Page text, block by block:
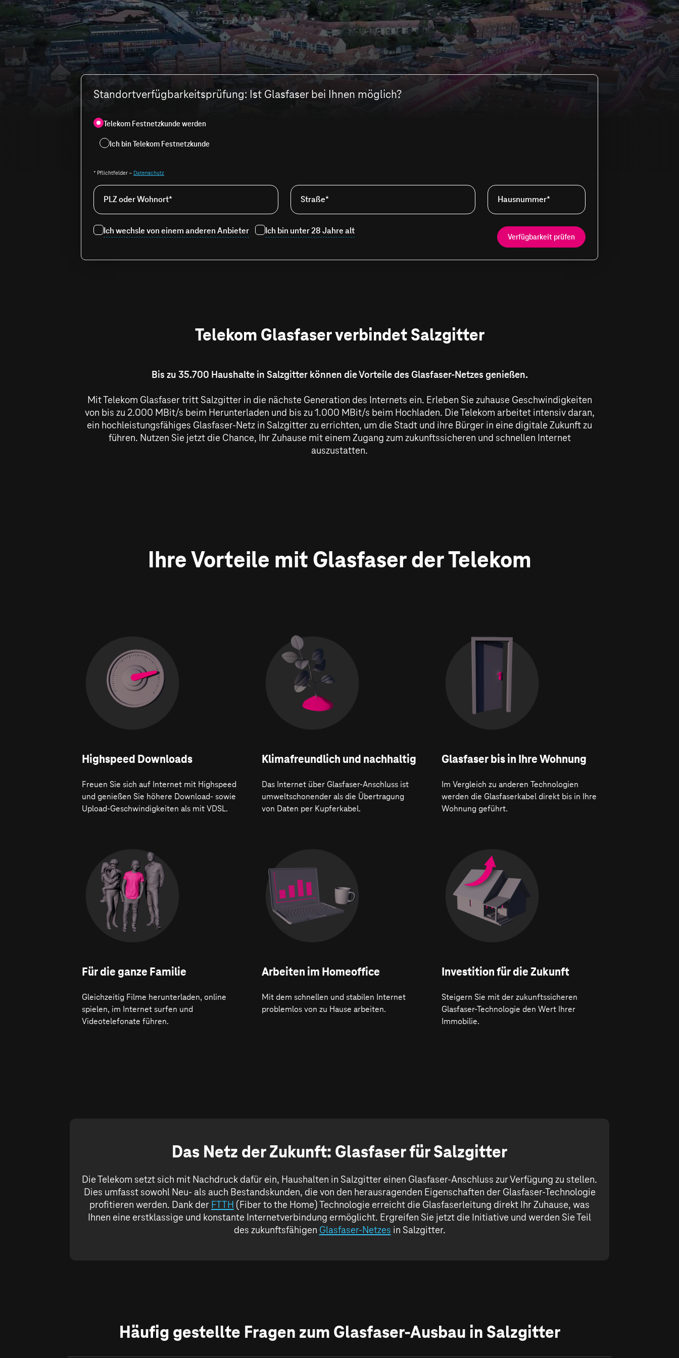
Standortverfügbarkeitsprüfung: Ist Glasfaser bei Ihnen möglich?
Telekom Festnetzkunde werden
Ich bin Telekom Festnetzkunde
* Pflichtfelder – Datenschutz
PLZ oder Wohnort* Straße* Hausnummer*
Ich wechsle von einem anderen Anbieter Ich bin unter 28 Jahre alt
Verfügbarkeit prüfen
Telekom Glasfaser verbindet Salzgitter
Bis zu 35.700 Haushalte in Salzgitter können die Vorteile des Glasfaser-Netzes genießen.
Mit Telekom Glasfaser tritt Salzgitter in die nächste Generation des Internets ein. Erleben Sie zuhause Geschwindigkeiten
von bis zu 2.000 MBit/s beim Herunterladen und bis zu 1.000 MBit/s beim Hochladen. Die Telekom arbeitet intensiv daran,
ein hochleistungsfähiges Glasfaser-Netz in Salzgitter zu errichten, um die Stadt und ihre Bürger in eine digitale Zukunft zu
führen. Nutzen Sie jetzt die Chance, Ihr Zuhause mit einem Zugang zum zukunftssicheren und schnellen Internet
auszustatten.
Ihre Vorteile mit Glasfaser der Telekom
Highspeed Downloads
Freuen Sie sich auf Internet mit Highspeed
und genießen Sie höhere Download- sowie
Upload-Geschwindigkeiten als mit VDSL.
Klima­freundlich und nachhaltig
Das Internet über Glasfaser-Anschluss ist
umweltschonender als die Übertragung
von Daten per Kupferkabel.
Glasfaser bis in Ihre Wohnung
Im Vergleich zu anderen Technologien
werden die Glasfaserkabel direkt bis in Ihre
Wohnung geführt.
Für die ganze Familie
Gleichzeitig Filme herunterladen, online
spielen, im Internet surfen und
Videotelefonate führen.
Arbeiten im Homeoffice
Mit dem schnellen und stabilen Internet
problemlos von zu Hause arbeiten.
Investition für die Zukunft
Steigern Sie mit der zukunftssicheren
Glasfaser-Technologie den Wert Ihrer
Immobilie.
Das Netz der Zukunft: Glasfaser für Salzgitter
Die Telekom setzt sich mit Nachdruck dafür ein, Haushalten in Salzgitter einen Glasfaser-Anschluss zur Verfügung zu stellen.
Dies umfasst sowohl Neu- als auch Bestandskunden, die von den herausragenden Eigenschaften der Glasfaser-Technologie
profitieren werden. Dank der FTTH (Fiber to the Home) Technologie erreicht die Glasfaserleitung direkt Ihr Zuhause, was
Ihnen eine erstklassige und konstante Internetverbindung ermöglicht. Ergreifen Sie jetzt die Initiative und werden Sie Teil
des zukunftsfähigen Glasfaser-Netzes in Salzgitter.
Häufig gestellte Fragen zum Glasfaser-Ausbau in Salzgitter